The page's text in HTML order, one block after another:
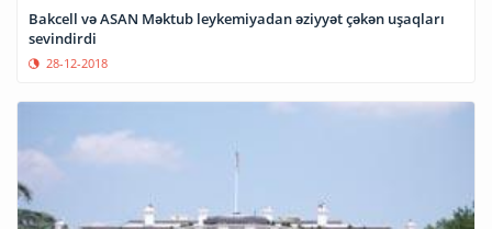
Bakcell və ASAN Məktub leykemiyadan əziyyət çəkən uşaqları
sevindirdi
28-12-2018